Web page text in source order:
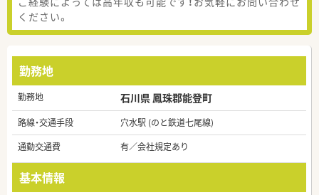
ください。
勤務地
勤務地 石川県 鳳珠郡能登町
路線・交通手段
穴水駅 (のと鉄道七尾線)
通勤交通費
有／会社規定あり
基本情報